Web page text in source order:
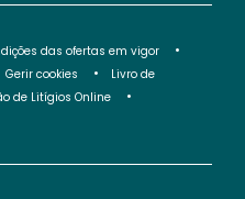
das ofertas em vigor
Gerir cookies
Livro de
de Litígios Online